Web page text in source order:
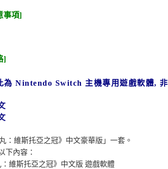
事項]
]
為 Nintendo Switch 主機專用遊戲軟體, 非
：維斯托亞之冠》中文豪華版」一套。
下內容：
維斯托亞之冠》中文版 遊戲軟體